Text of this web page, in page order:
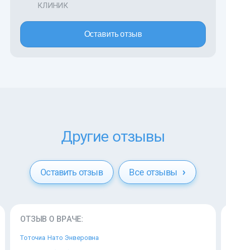
КЛИНИК
Оставить отзыв
Другие отзывы
Оставить отзыв Все отзывы
ОТЗЫВ О ВРАЧЕ:
Тоточиа Нато Энверовна